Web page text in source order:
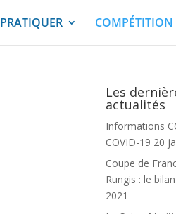
PRATIQUER COMPÉTITION
Les
actualités
Informations
COVID-19 20
Coupe de
Rungis : le bilan
2021